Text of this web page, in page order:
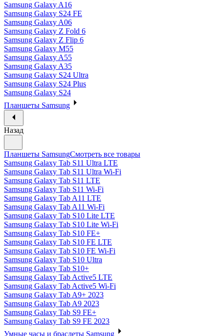
Samsung Galaxy A16
Samsung Galaxy S24 FE
Samsung Galaxy A06
Samsung Galaxy Z Fold 6
Samsung Galaxy Z Flip 6
Samsung Galaxy M55
Samsung Galaxy A55
Samsung Galaxy A35
Samsung Galaxy S24 Ultra
Samsung Galaxy S24 Plus
Samsung Galaxy S24
Планшеты Samsung
Назад
Планшеты SamsungСмотреть все товары
Samsung Galaxy Tab S11 Ultra LTE
Samsung Galaxy Tab S11 Ultra Wi-Fi
Samsung Galaxy Tab S11 LTE
Samsung Galaxy Tab S11 Wi-Fi
Samsung Galaxy Tab A11 LTE
Samsung Galaxy Tab A11 Wi-Fi
Samsung Galaxy Tab S10 Lite LTE
Samsung Galaxy Tab S10 Lite Wi-Fi
Samsung Galaxy Tab S10 FE+
Samsung Galaxy Tab S10 FE LTE
Samsung Galaxy Tab S10 FE Wi-Fi
Samsung Galaxy Tab S10 Ultra
Samsung Galaxy Tab S10+
Samsung Galaxy Tab Active5 LTE
Samsung Galaxy Tab Active5 Wi-Fi
Samsung Galaxy Tab A9+ 2023
Samsung Galaxy Tab A9 2023
Samsung Galaxy Tab S9 FE+
Samsung Galaxy Tab S9 FE 2023
Умные часы и браслеты Samsung